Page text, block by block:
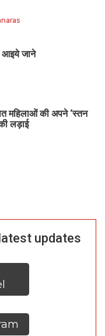
आइये जाने
महिलाओं की अपने ‘स्तन
लड़ाई
updates